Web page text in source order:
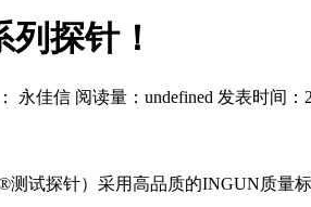
探针！
永佳信 阅读量： undefined 发表时间：
测试探针）采用高品质的INGUN质量